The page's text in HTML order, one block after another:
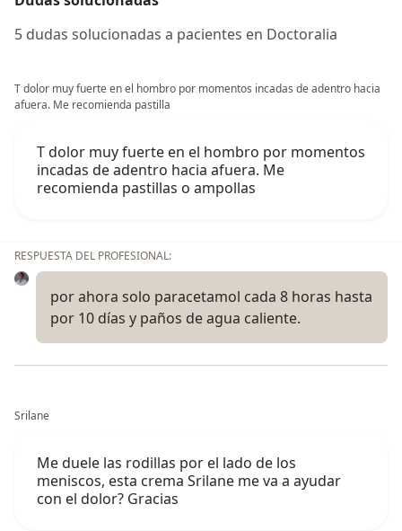
5 dudas solucionadas a pacientes en Doctoralia
T dolor muy fuerte en el hombro por momentos incadas de adentro hacia
afuera. Me recomienda pastilla
T dolor muy fuerte en el hombro por momentos
incadas de adentro hacia afuera. Me
recomienda pastillas o ampollas
RESPUESTA DEL PROFESIONAL:
por ahora solo paracetamol cada 8 horas hasta
por 10 días y paños de agua caliente.
Srilane
Me duele las rodillas por el lado de los
meniscos, esta crema Srilane me va a ayudar
con el dolor? Gracias